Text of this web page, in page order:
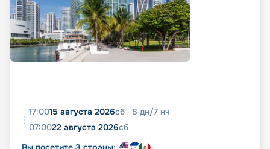
17:0015 августа 2026сб 8 дн/7 нч
07:0022 августа 2026сб